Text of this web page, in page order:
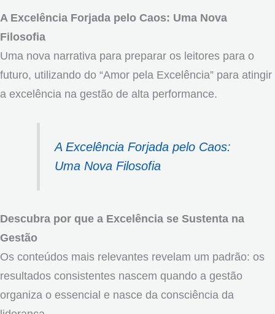
A Excelência Forjada pelo Caos: Uma Nova
Filosofia
Uma nova narrativa para preparar os leitores para o
futuro, utilizando do “Amor pela Excelência” para atingir
a excelência na gestão de alta performance.
A Excelência Forjada pelo Caos:
Uma Nova Filosofia
Descubra por que a Excelência se Sustenta na
Gestão
Os conteúdos mais relevantes revelam um padrão: os
resultados consistentes nascem quando a gestão
organiza o essencial e nasce da consciência da